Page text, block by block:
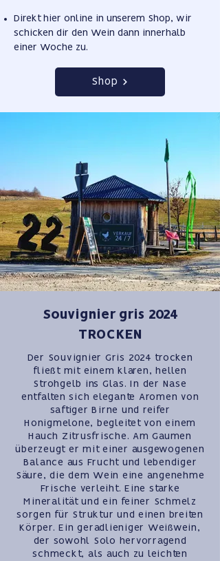
Direkt hier online in unserem Shop, wir
schicken dir den Wein dann innerhalb
einer Woche zu.
Shop
Souvignier gris 2024
TROCKEN
Der Souvignier Gris 2024 trocken
fließt mit einem klaren, hellen
Strohgelb ins Glas. In der Nase
entfalten sich elegante Aromen von
saftiger Birne und reifer
Honigmelone, begleitet von einem
Hauch Zitrusfrische. Am Gaumen
überzeugt er mit einer ausgewogenen
Balance aus Frucht und lebendiger
Säure, die dem Wein eine angenehme
Frische verleiht. Eine starke
Mineralität und ein feiner Schmelz
sorgen für Struktur und einen breiten
Körper. Ein geradlieniger Weißwein,
der sowohl Solo hervorragend
schmeckt, als auch zu leichten